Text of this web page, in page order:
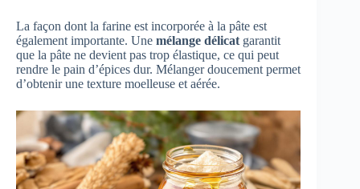
La façon dont la farine est incorporée à la pâte est
également importante. Une mélange délicat garantit
que la pâte ne devient pas trop élastique, ce qui peut
rendre le pain d’épices dur. Mélanger doucement permet
d’obtenir une texture moelleuse et aérée.